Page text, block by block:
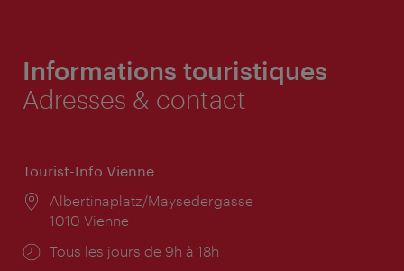
Informations touristiques
Adresses & contact
Tourist-Info Vienne
Lieu:
Albertinaplatz/Maysedergasse
1010 Vienne
Horaires
Tous les jours de 9h à 18h